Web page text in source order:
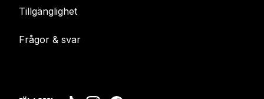
Tillgänglighet
Frågor & svar